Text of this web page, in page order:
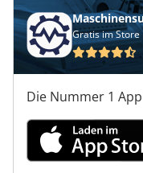
Gratis im Store
Die Nummer 1